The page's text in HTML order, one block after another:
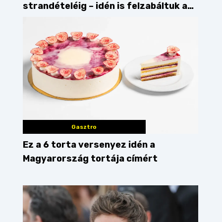
strandételéig – idén is felzabáltuk a
Gasztro
Ez a 6 torta versenyez idén a
Magyarország tortája címért